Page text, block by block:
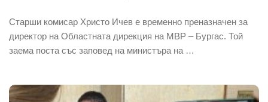
Старши комисар Христо Ичев е временно преназначен за
директор на Областната дирекция на МВР – Бургас. Той
заема поста със заповед на министъра на …